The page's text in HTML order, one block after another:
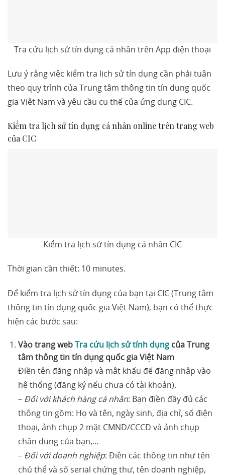
Tra cứu lịch sử tín dụng cá nhân trên App điện thoại
Lưu ý rằng việc kiểm tra lịch sử tín dụng cần phải tuân
theo quy trình của Trung tâm thông tin tín dụng quốc
gia Việt Nam và yêu cầu cụ thể của ứng dụng CIC.
Kiếm tra lịch sử tín dụng cá nhân online trên trang web
của CIC
Kiểm tra lịch sử tín dụng cá nhân CIC
Thời gian cần thiết: 10 minutes.
Để kiểm tra lịch sử tín dụng của bạn tại CIC (Trung tâm
thông tin tín dụng quốc gia Việt Nam), bạn có thể thực
hiện các bước sau:
Vào trang webTra cứu lịch sử tính dụngcủa Trung
tâm thông tin tín dụng quốc gia Việt Nam
Điền tên đăng nhập và mật khẩu để đăng nhập vào
hệ thống (đăng ký nếu chưa có tài khoản).
– Đối với khách hàng cá nhân: Bạn điền đầy đủ các
thông tin gồm: Họ và tên, ngày sinh, địa chỉ, số điện
thoại, ảnh chụp 2 mặt CMND/CCCD và ảnh chụp
chân dung của bạn,…
– Đối với doanh nghiệp: Điền các thông tin như tên
chủ thể và số serial chứng thư, tên doanh nghiệp,